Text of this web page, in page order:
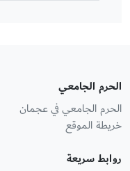
الحرم الجامعي
الحرم الجامعي في عجمان
خريطة الموقع
روابط سريعة